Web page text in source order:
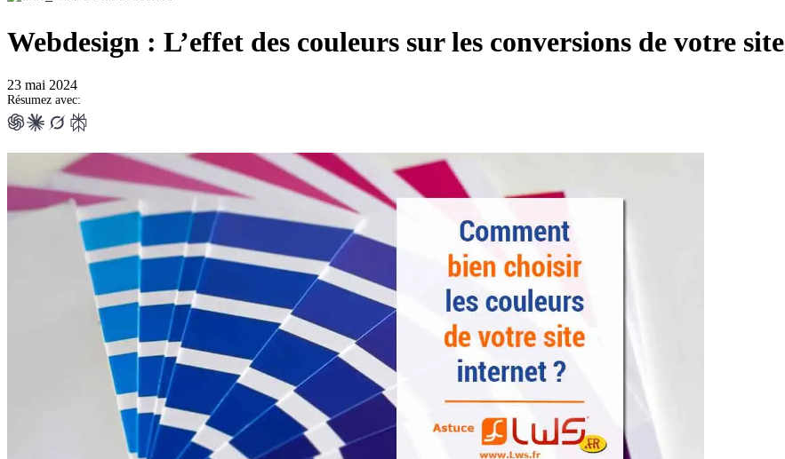
Webdesign : L’effet des couleurs sur les conversions de votre site
23 mai 2024
Résumez avec: